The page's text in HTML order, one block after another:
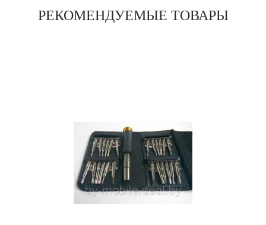
РЕКОМЕНДУЕМЫЕ ТОВАРЫ